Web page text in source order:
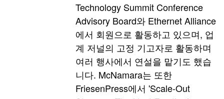
Technology Summit Conference
Advisory Board와 Ethernet Alliance
에서 회원으로 활동하고 있으며, 업
계 저널의 고정 기고자로 활동하며
여러 행사에서 연설을 맡기도 했습
니다. McNamara는 또한
FriesenPress에서 'Scale-Out